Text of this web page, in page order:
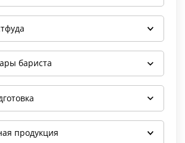
бариста
продукция